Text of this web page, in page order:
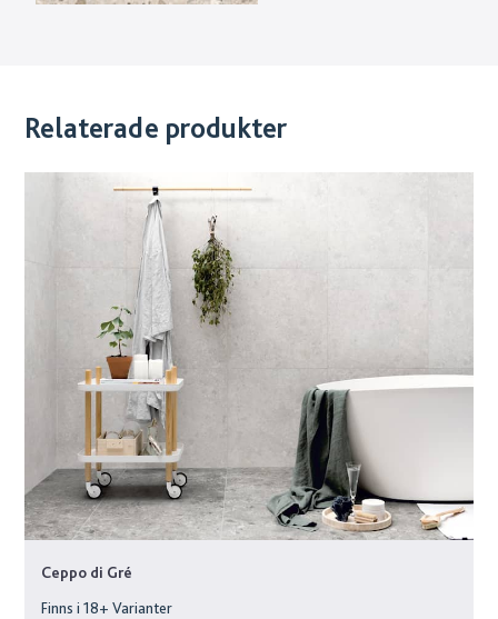
Relaterade produkter
Ceppo di Gré
Finns i18+ Varianter